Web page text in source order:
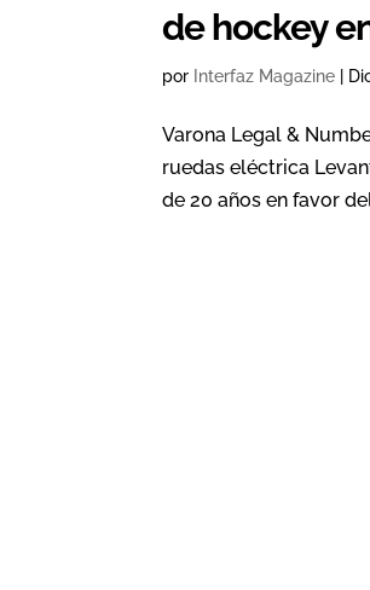
de hockey
por Interfaz Magazine
Varona Legal &
ruedas eléctrica
de 20 años en favor